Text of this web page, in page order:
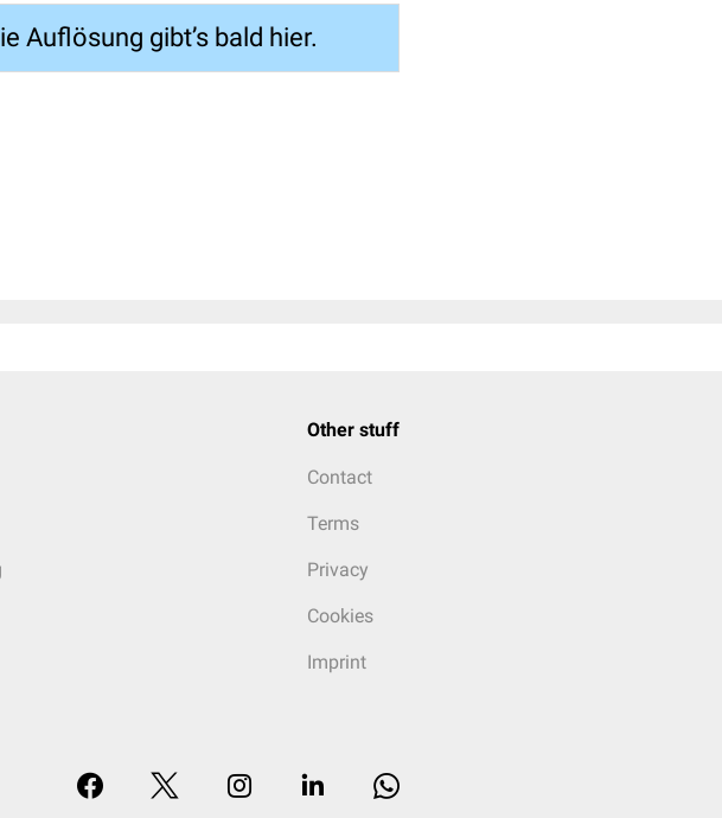
Auflösung gibt’s bald hier.
Other stuff
Contact
Terms
Privacy
Cookies
Imprint